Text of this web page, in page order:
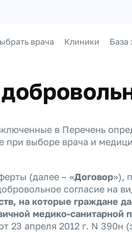
врача Клиники База
в Перечень
выборе врача и
(далее – «Договор»),
согласие на
на которые граждане
медико-санитарной
23 апреля 2012 г. N